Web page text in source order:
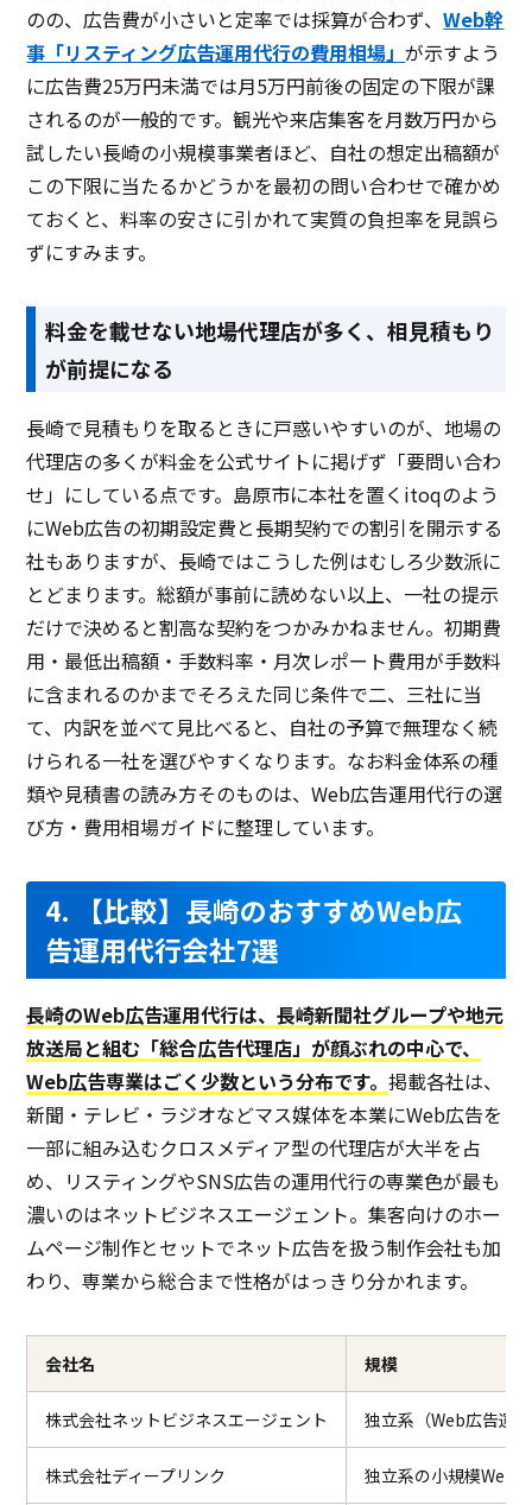
のの、広告費が小さいと定率では採算が合わず、Web幹
事「リスティング広告運用代行の費用相場」が示すよう
に広告費25万円未満では月5万円前後の固定の下限が課
されるのが一般的です。観光や来店集客を月数万円から
試したい長崎の小規模事業者ほど、自社の想定出稿額が
この下限に当たるかどうかを最初の問い合わせで確かめ
ておくと、料率の安さに引かれて実質の負担率を見誤ら
ずにすみます。
料金を載せない地場代理店が多く、相見積もり
が前提になる
長崎で見積もりを取るときに戸惑いやすいのが、地場の
代理店の多くが料金を公式サイトに掲げず「要問い合わ
せ」にしている点です。島原市に本社を置くitoqのよう
にWeb広告の初期設定費と長期契約での割引を開示する
社もありますが、長崎ではこうした例はむしろ少数派に
とどまります。総額が事前に読めない以上、一社の提示
だけで決めると割高な契約をつかみかねません。初期費
用・最低出稿額・手数料率・月次レポート費用が手数料
に含まれるのかまでそろえた同じ条件で二、三社に当
て、内訳を並べて見比べると、自社の予算で無理なく続
けられる一社を選びやすくなります。なお料金体系の種
類や見積書の読み方そのものは、Web広告運用代行の選
び方・費用相場ガイドに整理しています。
4. 【比較】長崎のおすすめWeb広
告運用代行会社7選
長崎のWeb広告運用代行は、長崎新聞社グループや地元
放送局と組む「総合広告代理店」が顔ぶれの中心で、
Web広告専業はごく少数という分布です。掲載各社は、
新聞・テレビ・ラジオなどマス媒体を本業にWeb広告を
一部に組み込むクロスメディア型の代理店が大半を占
め、リスティングやSNS広告の運用代行の専業色が最も
濃いのはネットビジネスエージェント。集客向けのホー
ムページ制作とセットでネット広告を扱う制作会社も加
わり、専業から総合まで性格がはっきり分かれます。
会社名 規模
株式会社ネットビジネスエージェント 独立系（Web広告運
株式会社ディープリンク 独立系の小規模Web